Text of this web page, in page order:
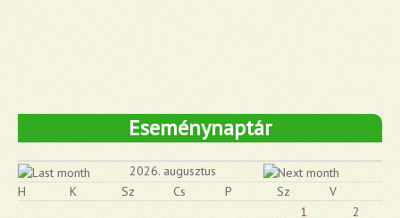
Eseménynaptár
2026. augusztus
H
K Sz Cs P Sz
V
1
2